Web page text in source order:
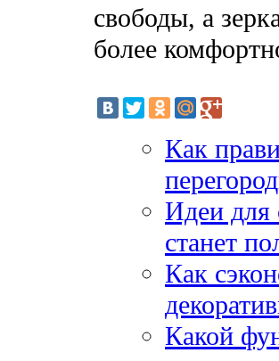
свободы, а
более
Как
Идеи для
станет
Как
Какой